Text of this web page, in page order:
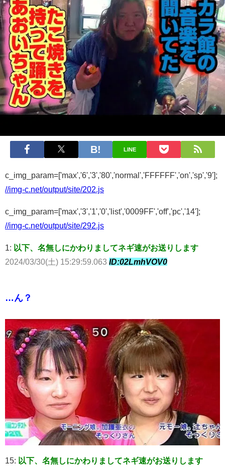
LINE
c_img_param=['max','6','3','80','normal','FFFFFF','on','sp','9'];
//img-c.net/output/site/202.js
c_img_param=['max','3','1','0','list','0009FF','off','pc','14'];
//img-c.net/output/site/292.js
1: 以下、名無しにかわりましてネギ速がお送りします
2024/03/30(土) 15:29:59.063 ID:02LmhVOV0
…ん？
15: 以下、名無しにかわりましてネギ速がお送りします